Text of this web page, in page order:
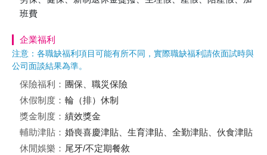
班費
企業福利
注意：各職缺福利項目可能有所不同，實際職缺福利請依面試時與
公司面談結果為準。
保險福利： 團保、職災保險
休假制度： 輪（排）休制
獎金制度： 績效獎金
輔助津貼： 婚喪喜慶津貼、生育津貼、全勤津貼、伙食津貼
休閒娛樂： 尾牙/不定期餐敘